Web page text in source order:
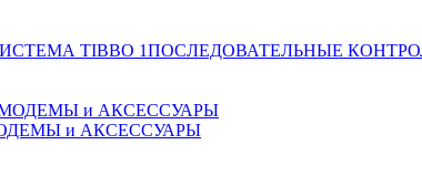
TIBBO 1ПОСЛЕДОВАТЕЛЬНЫЕ
и АКСЕССУАРЫ